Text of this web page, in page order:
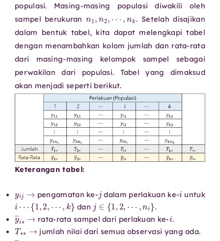
populasi. Masing-masing populasi diwakili oleh
sampel berukuran
n n 2,
k.
Setelah disajikan
dalam bentuk tabel, kita dapat melengkapi tabel
dengan menambahkan kolom jumlah dan rata-rata
dari masing-masing kelompok sampel sebagai
perwakilan dari populasi. Tabel yang dimaksud
akan menjadi seperti berikut.
Keterangan tabel:
pengamatan ke-
j
dalam perlakuan ke-
i
untuk
i⋯ 1,2 ,⋯,k
dan
j∈ 1,2 ,⋯, n
y
∗ →
rata-rata sampel dari perlakuan ke-
i.
T∗ →
jumlah nilai dari semua observasi yang ada.
y― ∗